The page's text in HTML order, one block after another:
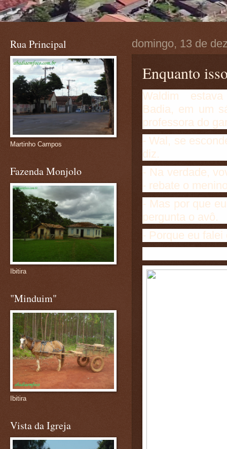
domingo, 13 de
Enquanto
Waldim estava
Badia, em um
professora do
- Wal, se
diz.
- Na verdade,
- rebate o
- Mas por que
pergunta o avô.
- Porque eu falei
Rua Principal
Martinho Campos
Fazenda Monjolo
Ibitira
"Minduim"
Ibitira
Vista da Igreja